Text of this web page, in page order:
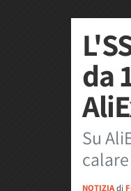
da
Su
NOTIZIAdi